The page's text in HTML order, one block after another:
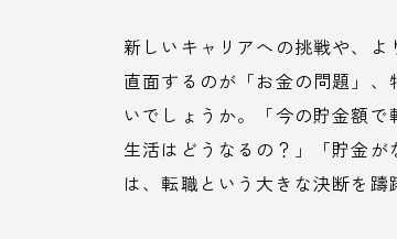
新しいキャリアへの挑戦や、
直面するのが「お金の問題」
いでしょうか。「今の貯金額
生活はどうなるの？」「貯金
は、転職という大きな決断を躊